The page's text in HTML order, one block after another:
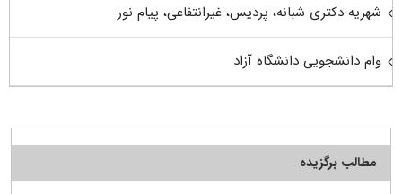
شهریه دکتری شبانه، پردیس، غیرانتفاعی، پیام نور
وام دانشجویی دانشگاه آزاد
مطالب برگزیده